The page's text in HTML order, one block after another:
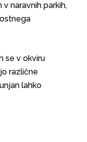
naravnih parkih,
se v okviru
različne
lahko